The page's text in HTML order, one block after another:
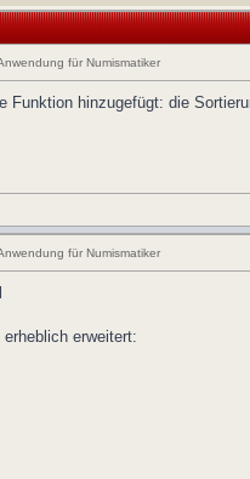
für Numismatiker
Funktion hinzugefügt: die
für Numismatiker
erweitert: